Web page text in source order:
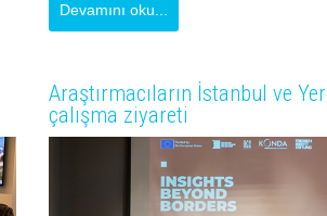
Devamını oku...
Araştırmacıların İstanbul ve
çalışma ziyareti